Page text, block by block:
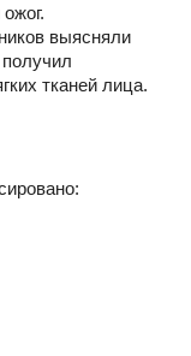
выясняли
тканей лица.